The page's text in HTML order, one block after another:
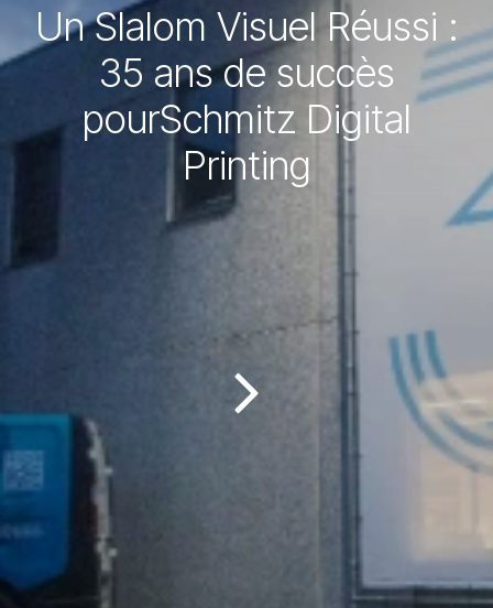
Un Slalom Visuel Réussi :
35 ans de succès
pourSchmitz Digital
Printing